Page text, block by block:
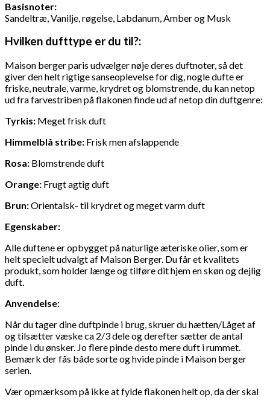
Basisnoter:
Sandeltræ, Vanilje, røgelse, Labdanum, Amber og Musk
Hvilken dufttype er du til?:
Maison berger paris udvælger nøje deres duftnoter, så det
giver den helt rigtige sanseoplevelse for dig, nogle dufte er
friske, neutrale, varme, krydret og blomstrende, du kan netop
ud fra farvestriben på flakonen finde ud af netop din duftgenre:
Tyrkis: Meget frisk duft
Himmelblå stribe: Frisk men afslappende
Rosa: Blomstrende duft
Orange: Frugt agtig duft
Brun:Orientalsk- til krydret og meget varm duft
Egenskaber:
Alle duftene er opbygget på naturlige æteriske olier, som er
helt specielt udvalgt af Maison Berger. Du får et kvalitets
produkt, som holder længe og tilføre dit hjem en skøn og dejlig
duft.
Anvendelse:
Når du tager dine duftpinde i brug, skruer du hætten/Låget af
og tilsætter væske ca 2/3 dele og derefter sætter de antal
pinde i du ønsker. Jo flere pinde desto mere duft i rummet.
Bemærk der fås både sorte og hvide pinde i Maison berger
serien.
Vær opmærksom på ikke at fylde flakonen helt op, da der skal